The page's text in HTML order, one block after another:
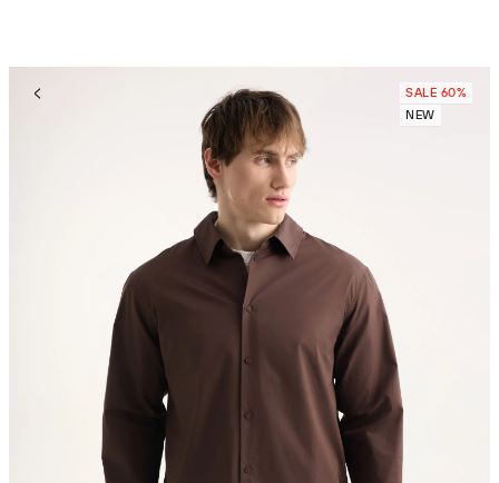
SALE 60%
NEW